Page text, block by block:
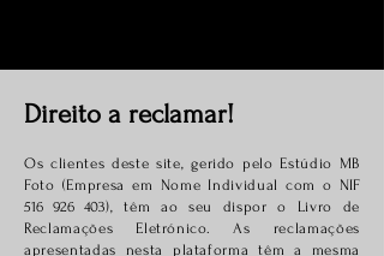
Direito a reclamar!
Os clientes deste site, gerido pelo Estúdio MB
Foto (Empresa em Nome Individual com o NIF
516 926 403), têm ao seu dispor o Livro de
Reclamações Eletrónico. As reclamações
apresentadas nesta plataforma têm a mesma